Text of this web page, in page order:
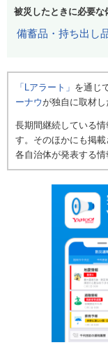
被災したときに必要な
備蓄品・持ち出し
「Lアラート」 を通じ
ーナウが独自に取材し
長期間継続している
す。そのほかにも掲載
各自治体が発表する情